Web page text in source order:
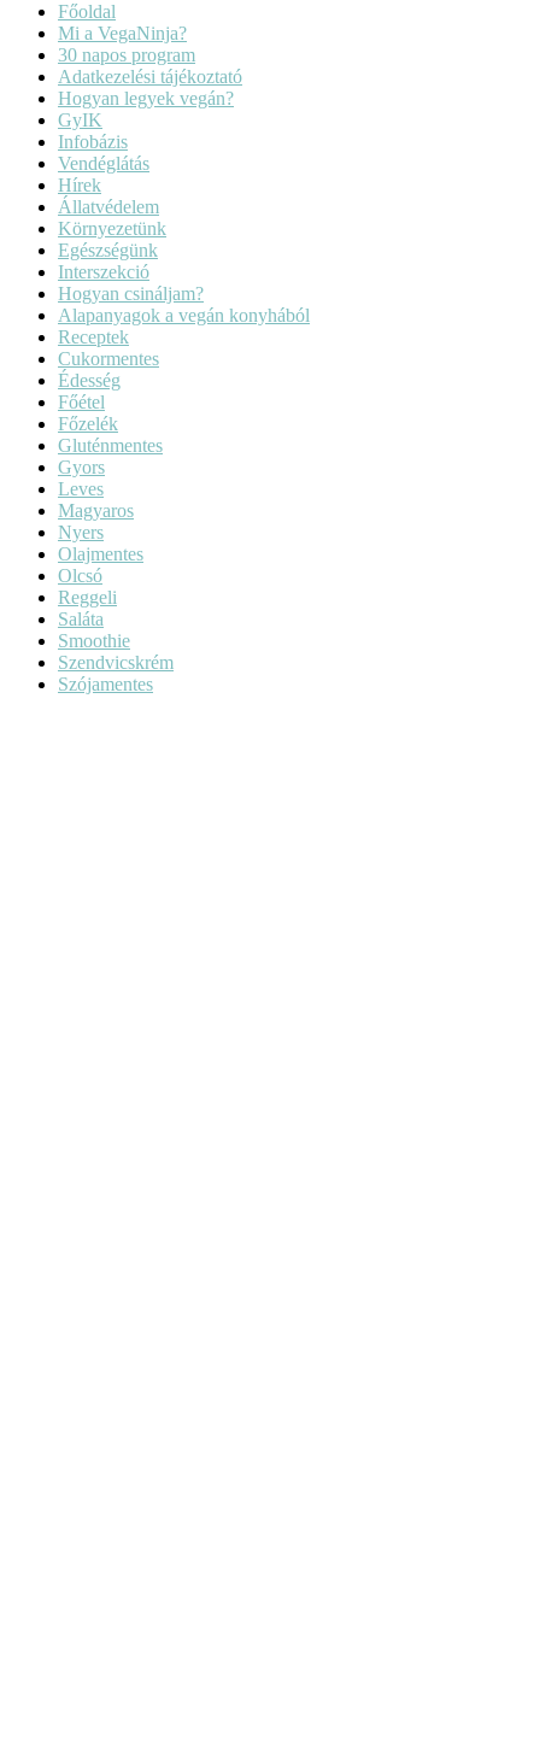
Főoldal
Mi a VegaNinja?
30 napos program
Adatkezelési tájékoztató
Hogyan legyek vegán?
GyIK
Infobázis
Vendéglátás
Hírek
Állatvédelem
Környezetünk
Egészségünk
Interszekció
Hogyan csináljam?
Alapanyagok a vegán konyhából
Receptek
Cukormentes
Édesség
Főétel
Főzelék
Gluténmentes
Gyors
Leves
Magyaros
Nyers
Olajmentes
Olcsó
Reggeli
Saláta
Smoothie
Szendvicskrém
Szójamentes